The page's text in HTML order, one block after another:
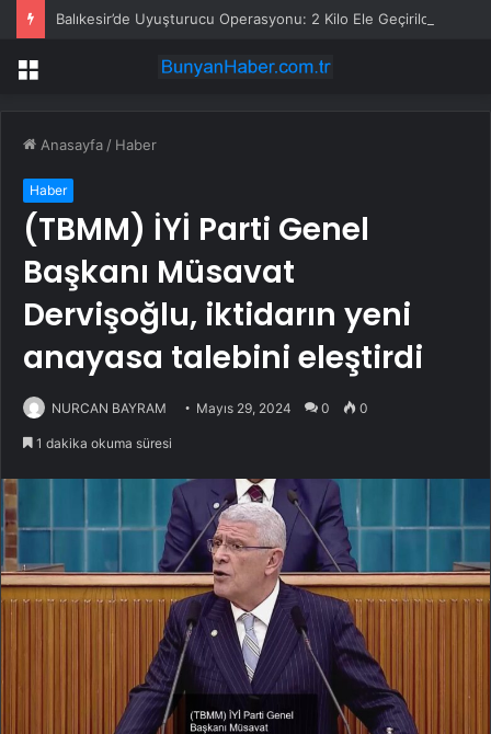
Balıkesir’de Uyuşturucu Operasyonu: 2 Kilo Ele Geçirildi
Menü
Anasayfa / Haber
Haber
(TBMM) İYİ Parti Genel
Başkanı Müsavat
Dervişoğlu, iktidarın yeni
anayasa talebini eleştirdi
NURCAN BAYRAM Mayıs 29, 2024 0 0
1 dakika okuma süresi